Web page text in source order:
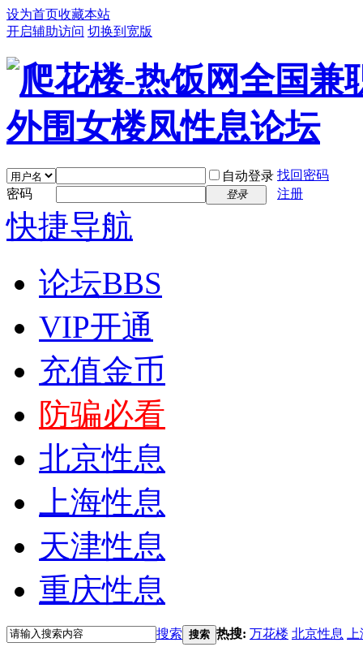
设为首页收藏本站
开启辅助访问 切换到宽版
自动登录 找回密码
密码
登录 注册
快捷导航
论坛BBS
VIP开通
充值金币
防骗必看
北京性息
上海性息
天津性息
重庆性息
搜索 搜索 热搜: 万花楼 北京性息